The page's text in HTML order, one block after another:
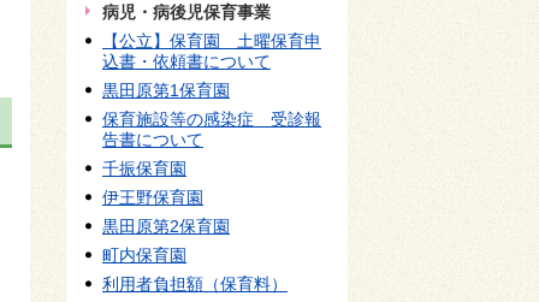
病児・病後児保育事業
【公立】保育園 土曜保育申
込書・依頼書について
黒田原第1保育園
保育施設等の感染症 受診報
告書について
千振保育園
伊王野保育園
黒田原第2保育園
町内保育園
利用者負担額（保育料）